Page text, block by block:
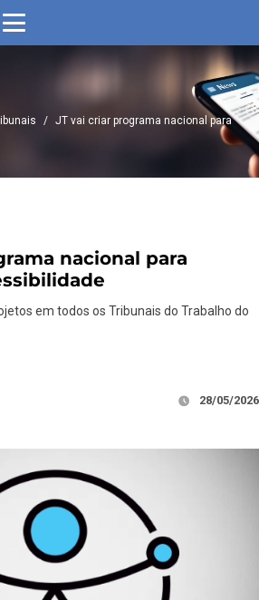
/ JT vai criar programa nacional para
nacional para
em todos os Tribunais do Trabalho do
28/05/2026